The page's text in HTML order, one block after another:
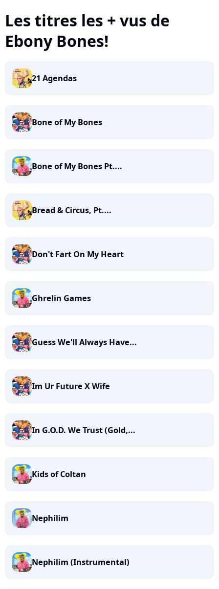
Les titres les + vus de
Ebony Bones!
21 Agendas
Bone of My Bones
Bone of My Bones Pt....
Bread & Circus, Pt....
Don't Fart On My Heart
Ghrelin Games
Guess We'll Always Have...
Im Ur Future X Wife
In G.O.D. We Trust (Gold,...
Kids of Coltan
Nephilim
Nephilim (Instrumental)